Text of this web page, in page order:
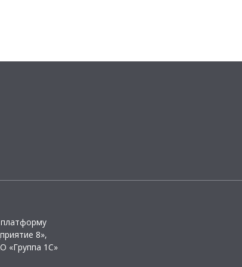
8»,
«Группа 1С»